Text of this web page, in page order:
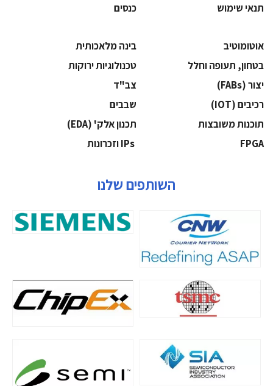
תנאי שימוש
כנסים
אוטומוטיב
בינה מלאכותית
בטחון, תעופה וחלל
‫טכנולוגיות ירוקות‬
‫יצור (‪(FABs‬‬
‫צב"ד‬
‫רכיבים‬ (IOT)
‫שבבים‬
‫תוכנות משובצות‬
‫תכנון אלק' (‪(EDA‬‬
‫‪FPGA‬‬
השותפים שלנו